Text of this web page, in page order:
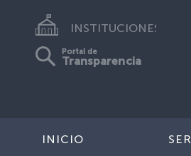
INSTITUCIONES
Portal de
Transparencia
INICIO